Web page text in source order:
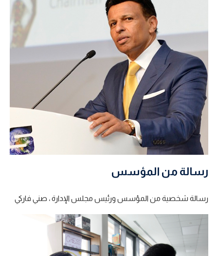
رسالة من المؤسس
رسالة شخصية من المؤسس ورئيس مجلس الإدارة ، صني فاركي